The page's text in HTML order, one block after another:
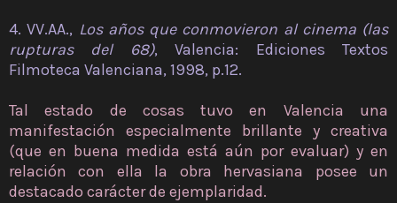
4. VV.AA., Los años que conmovieron al cinema (las
rupturas del 68), Valencia: Ediciones Textos
Filmoteca Valenciana, 1998, p.12.
Tal estado de cosas tuvo en Valencia una
manifestación especialmente brillante y creativa
(que en buena medida está aún por evaluar) y en
relación con ella la obra hervasiana posee un
destacado carácter de ejemplaridad.